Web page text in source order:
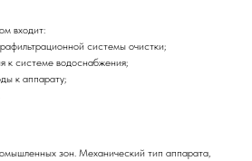
входит:
системы очистки;
к системе водоснабжения;
к аппарату;
зон. Механический тип аппарата,